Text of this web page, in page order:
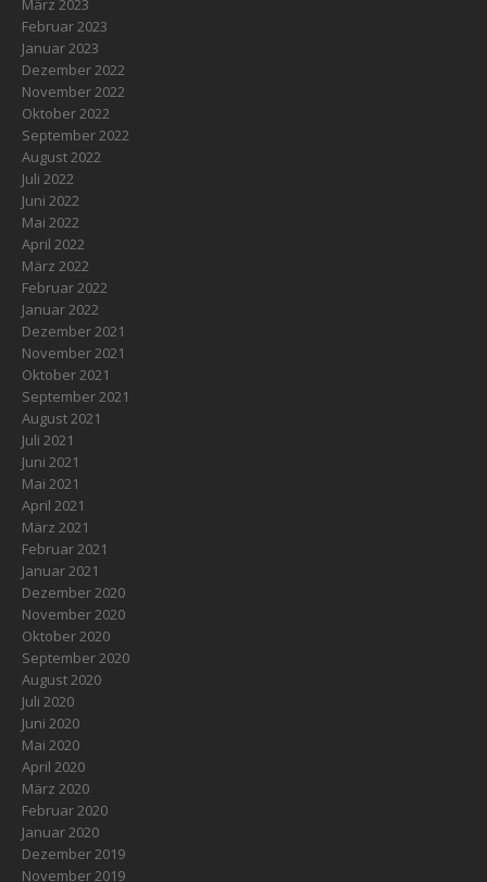
März 2023
Februar 2023
Januar 2023
Dezember 2022
November 2022
Oktober 2022
September 2022
August 2022
Juli 2022
Juni 2022
Mai 2022
April 2022
März 2022
Februar 2022
Januar 2022
Dezember 2021
November 2021
Oktober 2021
September 2021
August 2021
Juli 2021
Juni 2021
Mai 2021
April 2021
März 2021
Februar 2021
Januar 2021
Dezember 2020
November 2020
Oktober 2020
September 2020
August 2020
Juli 2020
Juni 2020
Mai 2020
April 2020
März 2020
Februar 2020
Januar 2020
Dezember 2019
November 2019